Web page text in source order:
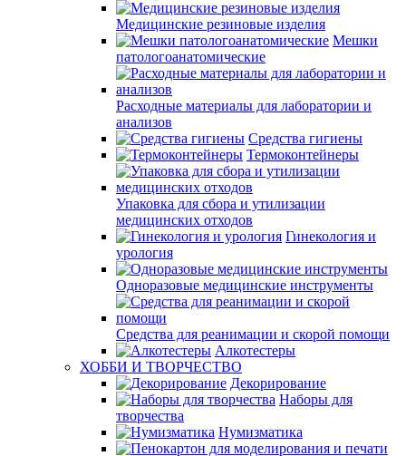
Медицинские резиновые изделия
Мешки
патологоанатомические
Расходные материалы для лаборатории и
анализов
Средства гигиены
Термоконтейнеры
Упаковка для сбора и утилизации
медицинских отходов
Гинекология и
урология
Одноразовые медицинские инструменты
Средства для реанимации и скорой помощи
Алкотестеры
ХОББИ И ТВОРЧЕСТВО
Декорирование
Наборы для
творчества
Нумизматика